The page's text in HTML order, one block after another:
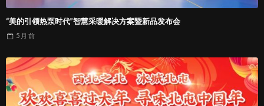
“美的引领热泵时代”智慧采暖解决方案暨新品发布会
5 月 前